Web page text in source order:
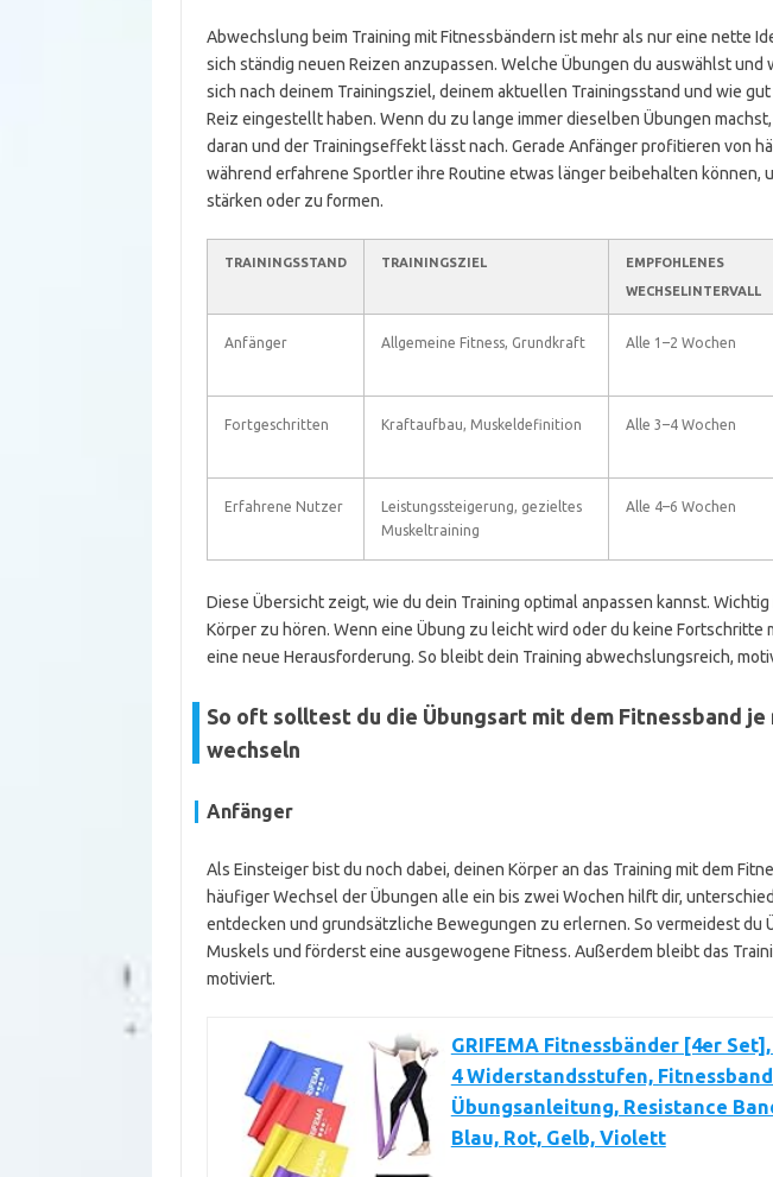
Abwechslung beim Training mit Fitnessbändern ist mehr als nur eine nette
sich ständig neuen Reizen anzupassen. Welche Übungen du auswählst
sich nach deinem Trainingsziel, deinem aktuellen Trainingsstand und wie
Reiz eingestellt haben. Wenn du zu lange immer dieselben Übungen
daran und der Trainingseffekt lässt nach. Gerade Anfänger profitieren von
während erfahrene Sportler ihre Routine etwas länger beibehalten können,
stärken oder zu formen.
TRAININGSSTAND TRAININGSZIEL
EMPFOHLENES
WECHSELINTERVALL
Anfänger Allgemeine Fitness, Grundkraft Alle 1–2 Wochen
Fortgeschritten Kraftaufbau, Muskeldefinition Alle 3–4 Wochen
Erfahrene Nutzer
Leistungssteigerung, gezieltes
Muskeltraining
Alle 4–6 Wochen
Diese Übersicht zeigt, wie du dein Training optimal anpassen kannst.
Körper zu hören. Wenn eine Übung zu leicht wird oder du keine Fortschritte
eine neue Herausforderung. So bleibt dein Training abwechslungsreich,
So oft solltest du die Übungsart mit dem Fitnessband je
wechseln
Anfänger
Als Einsteiger bist du noch dabei, deinen Körper an das Training mit dem
häufiger Wechsel der Übungen alle ein bis zwei Wochen hilft dir,
entdecken und grundsätzliche Bewegungen zu erlernen. So vermeidest du
Muskels und förderst eine ausgewogene Fitness. Außerdem bleibt das
motiviert.
GRIFEMA Fitnessbänder [4er
4 Widerstandsstufen,
Übungsanleitung, Resistance
Blau, Rot, Gelb, Violett